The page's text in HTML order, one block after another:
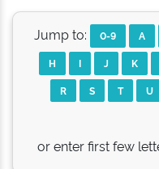
Jump to: 0-9 A
H
I J K
R
S T U
or enter first few